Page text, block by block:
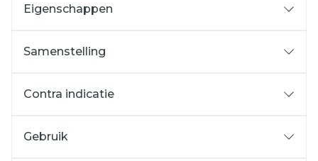
Eigenschappen
Samenstelling
Contra indicatie
Gebruik